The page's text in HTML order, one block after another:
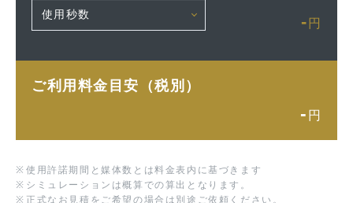
- 円
ご利用料金目安（税別）
- 円
※ 使用許諾期間と媒体数とは料金表内に基づきます
※ シミュレーションは概算での算出となります。
※ 正式なお見積をご希望の場合は別途ご依頼ください。